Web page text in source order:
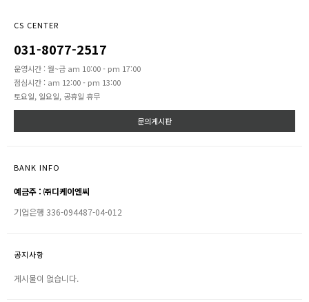
CS CENTER
031-8077-2517
운영시간 : 월~금 am 10:00 - pm 17:00
점심시간 : am 12:00 - pm 13:00
토요일, 일요일, 공휴일 휴무
문의게시판
BANK INFO
예금주 : ㈜디케이엔씨
기업은행 336-094487-04-012
공지사항
게시물이 없습니다.